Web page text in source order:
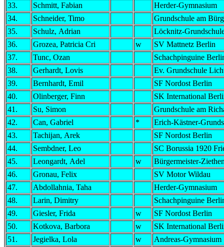
33.
Schmitt, Fabian
Herder-Gymnasium
34.
Schneider, Timo
Grundschule am
35.
Schulz, Adrian
Löcknitz-
36.
Grozea, Patricia Cri w
SV Mattnetz Berlin
37.
Tunc, Ozan
Schachpinguine
38.
Gerhardt, Lovis
Ev. Grundschule
39.
Bernhardt, Emil
SF Nordost Berlin
40.
Olinberger, Finn
SK International
41.
Su, Simon
Grundschule am
42.
Can, Gabriel *
Erich-Kästner-
43.
Tachijan, Arek
SF Nordost Berlin
44.
Sembdner, Leo
SC Borussia 1920
45.
Leongardt, Adel w
Bürgermeister-
46.
Gronau, Felix
SV Motor Wildau
47.
Abdollahnia, Taha
Herder-Gymnasium
48.
Larin, Dimitry
Schachpinguine
49.
Giesler, Frida w
SF Nordost Berlin
50.
Kotkova, Barbora w
SK International
51.
Jegielka, Lola w
Andreas-Gymnasium